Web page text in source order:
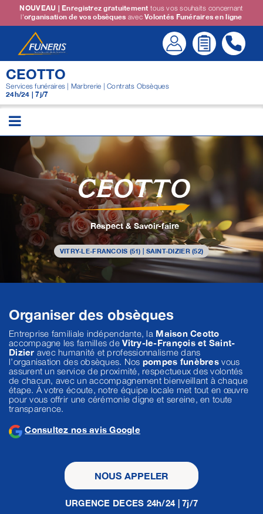
Passer
contenu
NOUVEAU | Enregistrez gratuitement tous vos souhaits concernant
l'organisation de vos obsèques avecVolontés Funéraires en ligne
CEOTTO
Services funéraires | Marbrerie | Contrats Obsèques
24h/24 | 7j/7
Respect & Savoir-faire
VITRY-LE-FRANCOIS (51) | SAINT-DIZIER (52)
Organiser des obsèques
Entreprise familiale indépendante, la Maison Ceotto
accompagne les familles deVitry-le-François et Saint-
Dizier avec humanité et professionnalisme dans
l’organisation des obsèques. Nos pompes funèbresvous
assurent un service de proximité, respectueux des volontés
de chacun, avec un accompagnement bienveillant à chaque
étape. À votre écoute, notre équipe locale met tout en œuvre
pour vous offrir une cérémonie digne et sereine, en toute
transparence.
Consultez nos avis Google
NOUS APPELER
URGENCE DECES 24h/24 | 7j/7